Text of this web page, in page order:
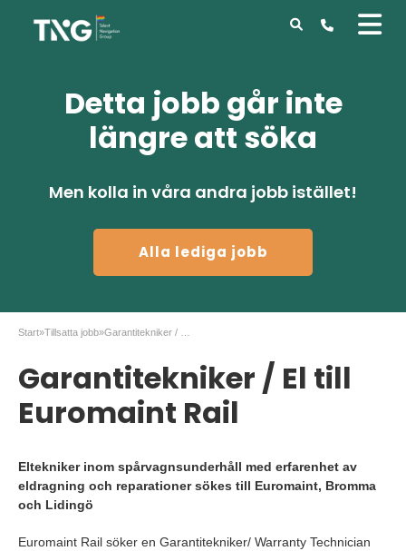
Detta jobb går inte
längre att söka
Men kolla in våra andra jobb istället!
Alla lediga jobb
Start»Tillsatta jobb»
Garantitekniker / El till
Euromaint Rail
Eltekniker inom spårvagnsunderhåll med erfarenhet av
eldragning och reparationer sökes till Euromaint, Bromma
och Lidingö
Euromaint Rail söker en Garantitekniker/ Warranty Technician